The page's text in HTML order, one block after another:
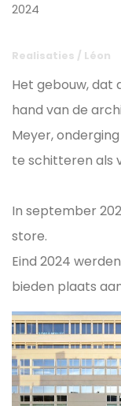
Realisaties / Léon
Het gebouw, dat
hand van de
Meyer,
te schitteren als
In september
store.
Eind 2024
bieden plaats
2024